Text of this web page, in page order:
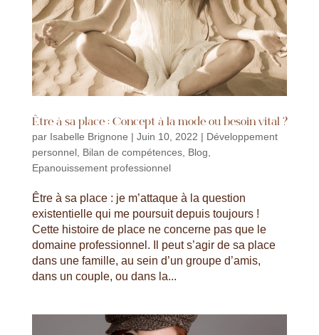
Être à sa place : Concept à la mode ou besoin vital ?
par Isabelle Brignone | Juin 10, 2022 | Développement
personnel, Bilan de compétences, Blog,
Epanouissement professionnel
Être à sa place : je m’attaque à la question
existentielle qui me poursuit depuis toujours !
Cette histoire de place ne concerne pas que le
domaine professionnel. Il peut s’agir de sa place
dans une famille, au sein d’un groupe d’amis,
dans un couple, ou dans la...